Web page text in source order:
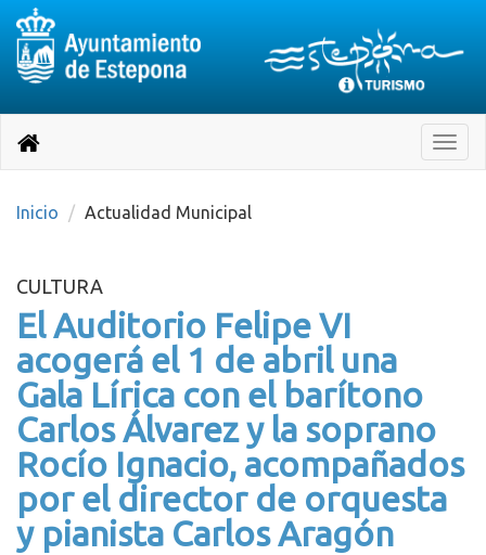
página
Toggle
Destino:
Volver
inicio
Inicio Actualidad Municipal
CULTURA
El Auditorio Felipe VI
acogerá el 1 de abril una
Gala Lírica con el barítono
Carlos Álvarez y la soprano
Rocío Ignacio, acompañados
por el director de orquesta
y pianista Carlos Aragón